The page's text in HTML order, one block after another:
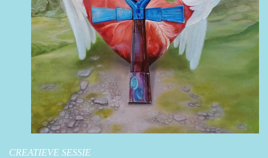
CREATIEVE SESSIE